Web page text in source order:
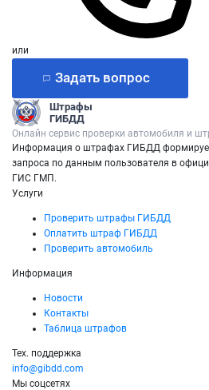
или
Задать вопрос
Штрафы
ГИБДД
Онлайн сервис проверки автомобиля и
Информация о штрафах ГИБДД
запроса по данным пользователя в
ГИС ГМП.
Услуги
Проверить штрафы ГИБДД
Оплатить штраф ГИБДД
Проверить автомобиль
Информация
Новости
Контакты
Таблица штрафов
Тех. поддержка
info@gibdd.com
Мы соцсетях